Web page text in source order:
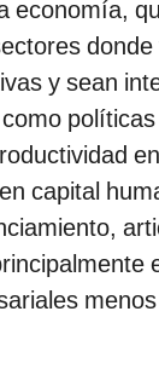
economía,
y sean
capital
menos